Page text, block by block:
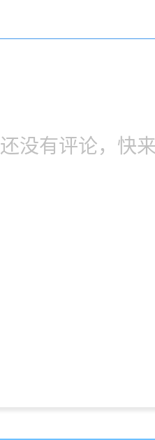
还没有评论，快